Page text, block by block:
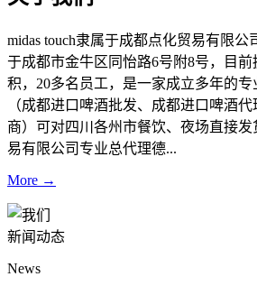
midas touch隶属于成都点化贸易有限公
于成都市金牛区同怡路6号附8号，目前
积，20多名员工，是一家成立多年的专
（成都进口啤酒批发、成都进口啤酒
商）可对四川各州市餐饮、夜场直
易有限公司专业总代理德...
More →
新闻动态
News